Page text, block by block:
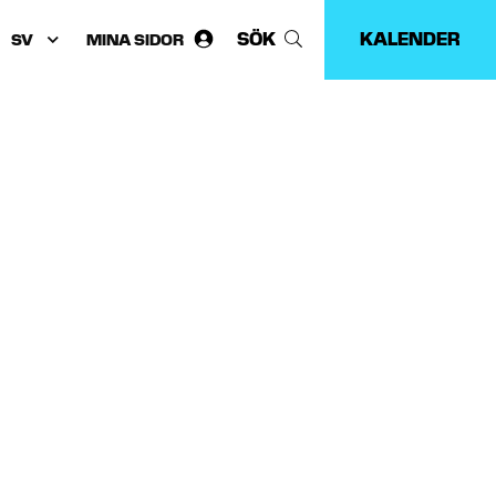
Välj
MINA SIDOR SÖK KALENDER